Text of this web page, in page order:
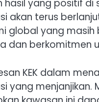
hasil yang positif
akan terus
global yang masih
dan berkomitmen
KEK dalam
yang menjanjikan.